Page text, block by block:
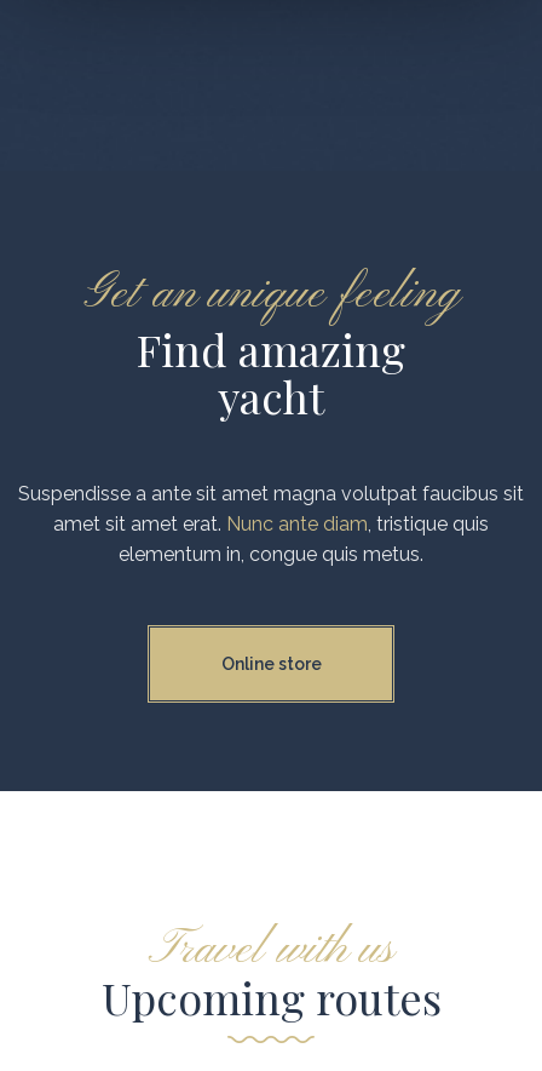
Get an unique feeling
Find amazing
yacht
Suspendisse a ante sit amet magna volutpat faucibus sit
amet sit amet erat. Nunc ante diam, tristique quis
elementum in, congue quis metus.
Online store
Travel with us
Upcoming routes